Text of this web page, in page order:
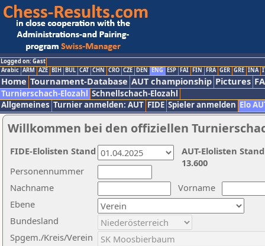
Logged on: Gast
Arabic ARM AZE BIH BUL CAT CHN CRO CZE DEN ENG ESP FAI FIN FRA GER GRE INA
Home Tournament-Database AUT championship Pictures
Turnierschach-Elozahl Schnellschach-Elozahl
Allgemeines Turnier anmelden: AUT FIDE Spieler anmelden Elo
Willkommen bei den offiziellen
Nachname
Vorname
Ebene
Personennummer
Bundesland
Spgem./Kreis/Verein
AUT-Elolisten
13.600
FIDE-Elolisten Stand